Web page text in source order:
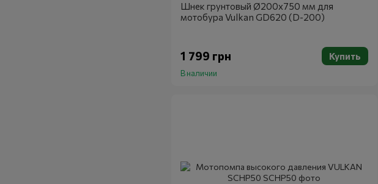
Шнек грунтовый Ø200х750 мм для
мотобура Vulkan GD620 (D-200)
1 799 грн Купить
В наличии